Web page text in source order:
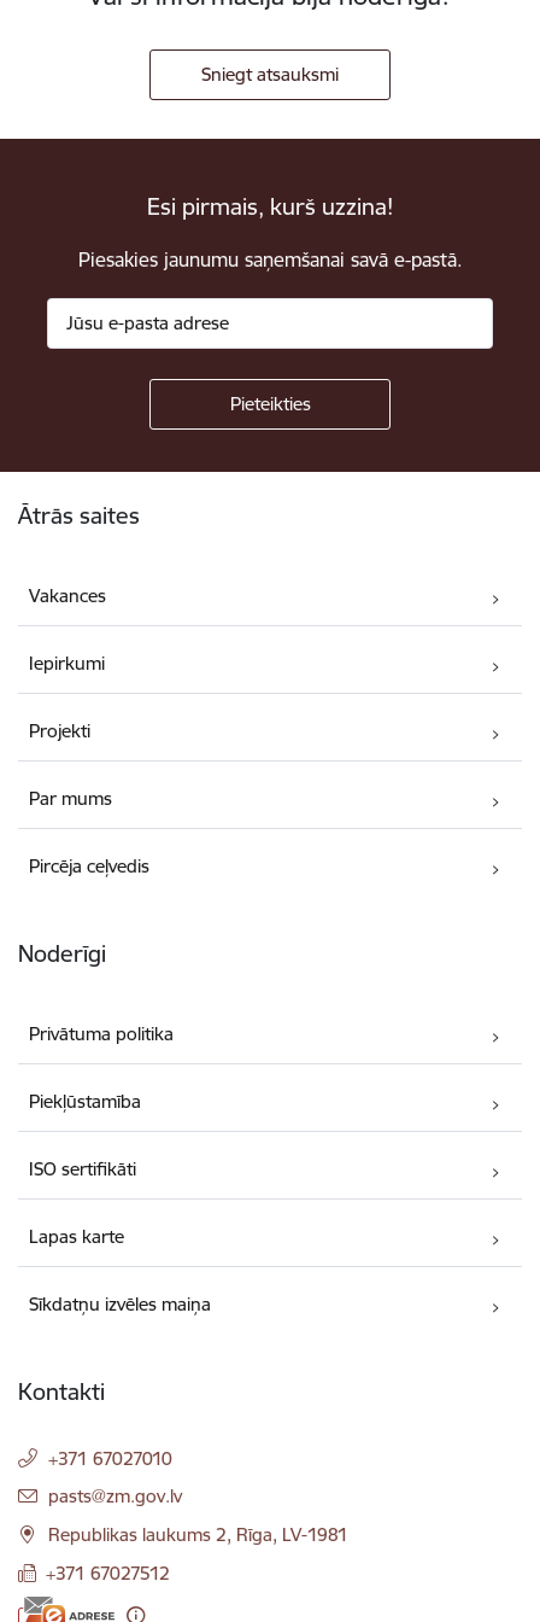
Sniegt atsauksmi
Esi pirmais, kurš uzzina!
Piesakies jaunumu saņemšanai savā e-pastā.
Ātrās saites
Vakances
Iepirkumi
Projekti
Par mums
Pircēja ceļvedis
Noderīgi
Privātuma politika
Piekļūstamība
ISO sertifikāti
Lapas karte
Sīkdatņu izvēles maiņa
Kontakti
+371 67027010
E-pasts:
pasts@zm.gov.lv
Republikas laukums 2, Rīga, LV-1981
+371 67027512